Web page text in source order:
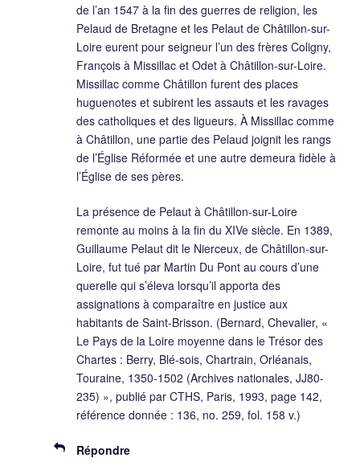
de l’an 1547 à la fin des guerres de religion, les
Pelaud de Bretagne et les Pelaut de Châtillon-sur-
Loire eurent pour seigneur l’un des frères Coligny,
François à Missillac et Odet à Châtillon-sur-Loire.
Missillac comme Châtillon furent des places
huguenotes et subirent les assauts et les ravages
des catholiques et des ligueurs. À Missillac comme
à Châtillon, une partie des Pelaud joignit les rangs
de l’Église Réformée et une autre demeura fidèle à
l’Église de ses pères.
La présence de Pelaut à Châtillon-sur-Loire
remonte au moins à la fin du XIVe siècle. En 1389,
Guillaume Pelaut dit le Nierceux, de Châtillon-sur-
Loire, fut tué par Martin Du Pont au cours d’une
querelle qui s’éleva lorsqu’il apporta des
assignations à comparaître en justice aux
habitants de Saint-Brisson. (Bernard, Chevalier, «
Le Pays de la Loire moyenne dans le Trésor des
Chartes : Berry, Blé-sois, Chartrain, Orléanais,
Touraine, 1350-1502 (Archives nationales, JJ80-
235) », publié par CTHS, Paris, 1993, page 142,
référence donnée : 136, no. 259, fol. 158 v.)
Répondre